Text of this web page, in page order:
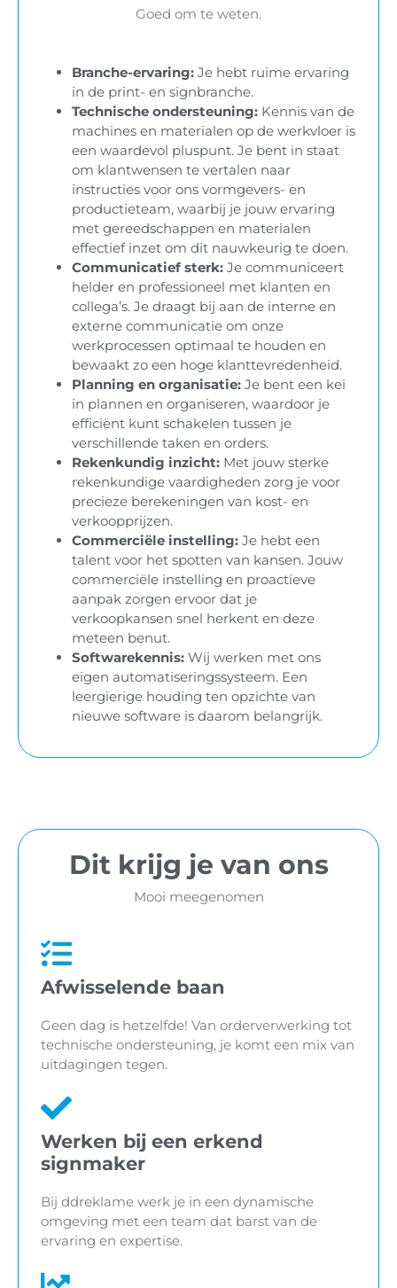
Goed om te weten.
Branche-ervaring: Je hebt ruime ervaring
in de print- en signbranche.
Technische ondersteuning: Kennis van de
machines en materialen op de werkvloer is
een waardevol pluspunt. Je bent in staat
om klantwensen te vertalen naar
instructies voor ons vormgevers- en
productieteam, waarbij je jouw ervaring
met gereedschappen en materialen
effectief inzet om dit nauwkeurig te doen.​
​Communicatief sterk: Je communiceert
helder en professioneel met klanten en
collega’s. Je draagt bij aan de interne en
externe communicatie om onze
werkprocessen optimaal te houden en
bewaakt zo een hoge klanttevredenheid.
Planning en organisatie: Je bent een kei
in plannen en organiseren, waardoor je
efficiënt kunt schakelen tussen je
verschillende taken en orders.
Rekenkundig inzicht: Met jouw sterke
rekenkundige vaardigheden zorg je voor
precieze berekeningen van kost- en
verkoopprijzen.
Commerciële instelling: Je hebt een
talent voor het spotten van kansen. Jouw
commerciële instelling en proactieve
aanpak zorgen ervoor dat je
verkoopkansen snel herkent en deze
meteen benut.
Softwarekennis: Wij werken met ons
eigen automatiseringssysteem. Een
leergierige houding ten opzichte van
nieuwe software is daarom belangrijk.
Dit krijg je van ons
Mooi meegenomen
Afwisselende baan
Geen dag is hetzelfde! Van orderverwerking tot
technische ondersteuning, je komt een mix van
uitdagingen tegen.
Werken bij een erkend
signmaker
Bij ddreklame werk je in een dynamische
omgeving met een team dat barst van de
ervaring en expertise.